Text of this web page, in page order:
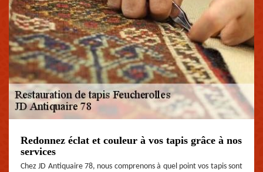
Redonnez éclat et couleur à vos tapis grâce à nos
services
Chez JD Antiquaire 78, nous comprenons à quel point vos tapis sont